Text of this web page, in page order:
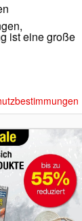
ist eine große